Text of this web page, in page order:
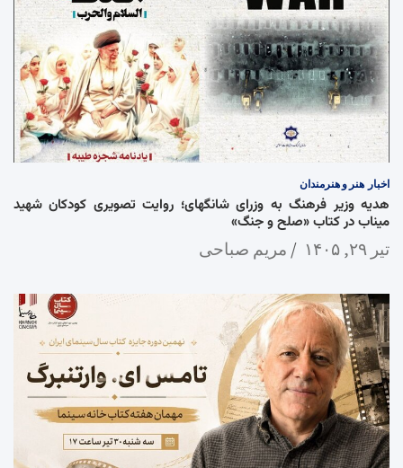
اخبار هنر و هنرمندان
هدیه وزیر فرهنگ به وزرای شانگهای؛ روایت تصویری کودکان شهید
میناب در کتاب «صلح و جنگ»
تیر ۲۹, ۱۴۰۵ مریم صباحی